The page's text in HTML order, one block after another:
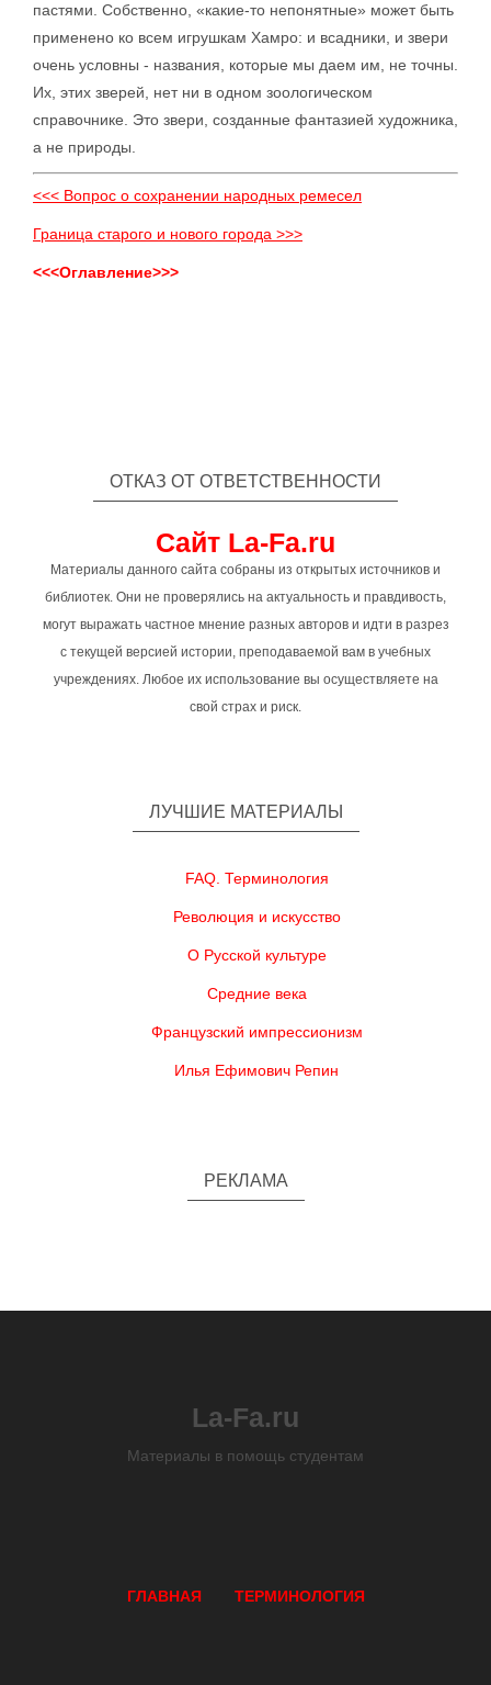
пастями. Собственно, «какие-то непонятные» может быть
применено ко всем игрушкам Хамро: и всадники, и звери
очень условны - названия, которые мы даем им, не точны.
Их, этих зверей, нет ни в одном зоологическом
справочнике. Это звери, созданные фантазией художника,
а не природы.
<<< Вопрос о сохранении народных ремесел
Граница старого и нового города >>>
<<<Оглавление>>>
ОТКАЗ ОТ ОТВЕТСТВЕННОСТИ
Сайт La-Fa.ru
Материалы данного сайта собраны из открытых источников и
библиотек. Они не проверялись на актуальность и правдивость,
могут выражать частное мнение разных авторов и идти в разрез
с текущей версией истории, преподаваемой вам в учебных
учреждениях. Любое их использование вы осуществляете на
свой страх и риск.
ЛУЧШИЕ МАТЕРИАЛЫ
FAQ. Терминология
Революция и искусство
О Русской культуре
Средние века
Французский импрессионизм
Илья Ефимович Репин
РЕКЛАМА
La-Fa.ru
Материалы в помощь студентам
ГЛАВНАЯ ТЕРМИНОЛОГИЯ